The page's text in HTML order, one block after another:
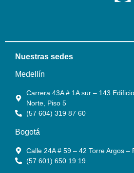
Nuestras sedes
Medellín
Carrera 43A # 1A sur – 143
Norte, Piso 5
(57 604) 319 87 60
Bogotá
Calle 24A # 59 – 42 Torre Argos –
(57 601) 650 19 19